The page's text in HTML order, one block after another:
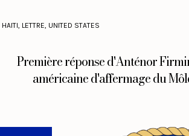
HAITI, LETTRE, UNITED STATES
Première réponse d'Anténor
américaine d'affermage du